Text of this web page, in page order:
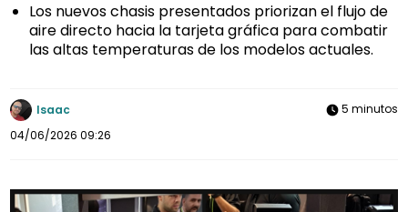
Los nuevos chasis presentados priorizan el flujo de
aire directo hacia la tarjeta gráfica para combatir
las altas temperaturas de los modelos actuales.
Isaac
04/06/2026 09:26
5 minutos